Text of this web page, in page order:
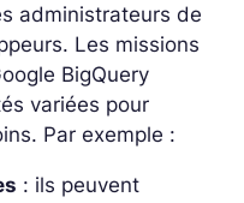
administrateurs de
Les missions
BigQuery
variées pour
Par exemple :
: ils peuvent